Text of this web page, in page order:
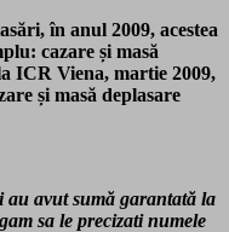
în anul 2009, acestea
cazare și masă
ICR Viena, martie 2009,
și masă deplasare
au avut sumă garantată la
sa le precizati numele